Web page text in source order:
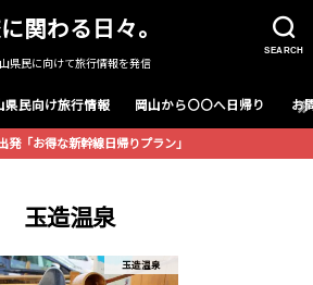
SEARCH
関わる日々。
県民に向けて旅行情報を発信
県民向け旅行情報 岡山から〇〇へ日帰り お
発「お得な新幹線日帰りプラン」
玉造温泉
玉造温泉